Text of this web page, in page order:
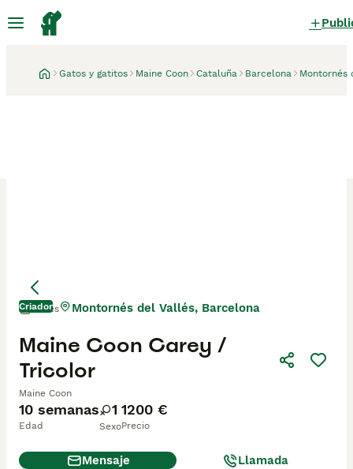
Gatos y gatitos Maine Coon Cataluña Barcelona Montornés
Criador
10 semanas
Edad
1
Sexo
1200 €
Precio
Maine Coon Carey /
Tricolor
Maine Coon
1 mes Montornés del Vallés, Barcelona
Mensaje Llamada